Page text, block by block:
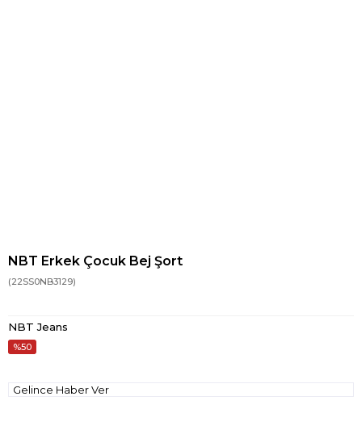
NBT Erkek Çocuk Bej Şort
(22SS0NB3129)
NBT Jeans
50
Gelince Haber Ver